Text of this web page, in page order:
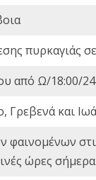
πυρκαγιάς
από Ω/18:00/
Γρεβενά και
ώρες